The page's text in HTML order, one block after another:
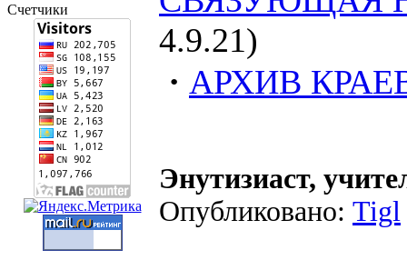
Счетчики
4.9.21)
· АРХИВ
Энутизиаст,
Опубликовано: Tigl